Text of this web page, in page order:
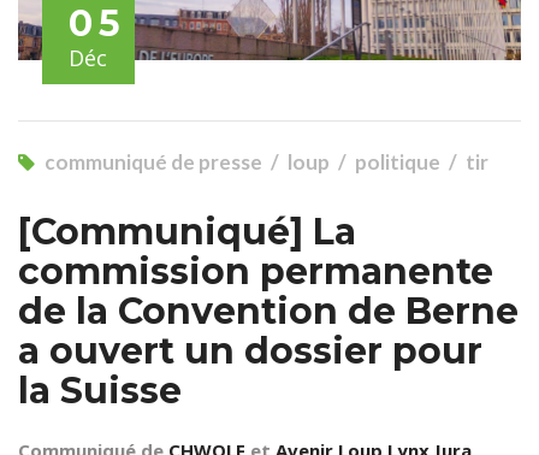
05
Déc
communiqué de presse loup politique tir
[Communiqué] La
commission permanente
de la Convention de Berne
a ouvert un dossier pour
la Suisse